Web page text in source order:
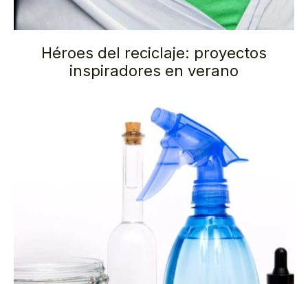
Héroes del reciclaje: proyectos
inspiradores en verano